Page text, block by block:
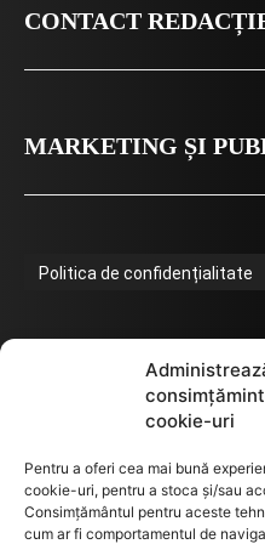
cookie-uri
Pentru a oferi cea mai bună
cookie-uri, pentru a stoca și/sau
Consimțământul pentru aceste
cum ar fi comportamentul de
CONTACT
MARKETING ȘI
Politica de confidențialitate
Termeni de utilizare